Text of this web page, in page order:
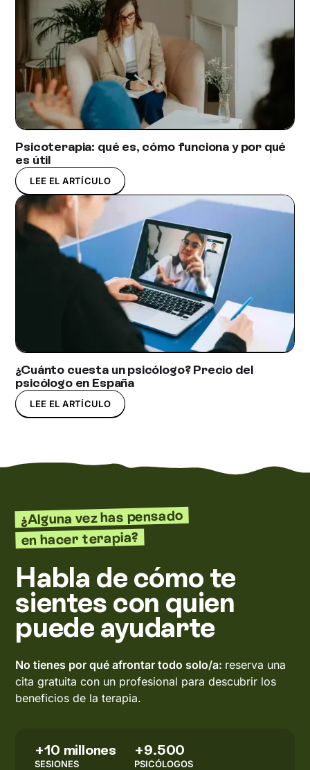
Psicoterapia: qué es, cómo funciona y por qué
es útil
LEE EL ARTÍCULO
¿Cuánto cuesta un psicólogo? Precio del
psicólogo en España
LEE EL ARTÍCULO
¿Alguna vez has pensado
en hacer terapia?
Habla de cómo te
sientes con quien
puede ayudarte
No tienes por qué afrontar todo solo/a: reserva una
cita gratuita con un profesional para descubrir los
beneficios de la terapia.
+10 millones
SESIONES
+9.500
PSICÓLOGOS